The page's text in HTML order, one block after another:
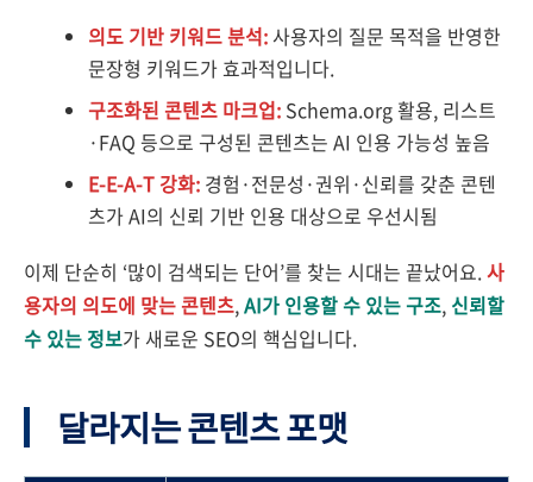
의도 기반 키워드 분석:사용자의 질문 목적을 반영한
문장형 키워드가 효과적입니다.
구조화된 콘텐츠 마크업: Schema.org 활용, 리스트
·FAQ 등으로 구성된 콘텐츠는 AI 인용 가능성 높음
E-E-A-T 강화: 경험·전문성·권위·신뢰를 갖춘 콘텐
츠가 AI의 신뢰 기반 인용 대상으로 우선시됨
이제 단순히 ‘많이 검색되는 단어’를 찾는 시대는 끝났어요.사
용자의 의도에 맞는 콘텐츠,AI가 인용할 수 있는 구조, 신뢰할
수 있는 정보가 새로운 SEO의 핵심입니다.
달라지는 콘텐츠 포맷